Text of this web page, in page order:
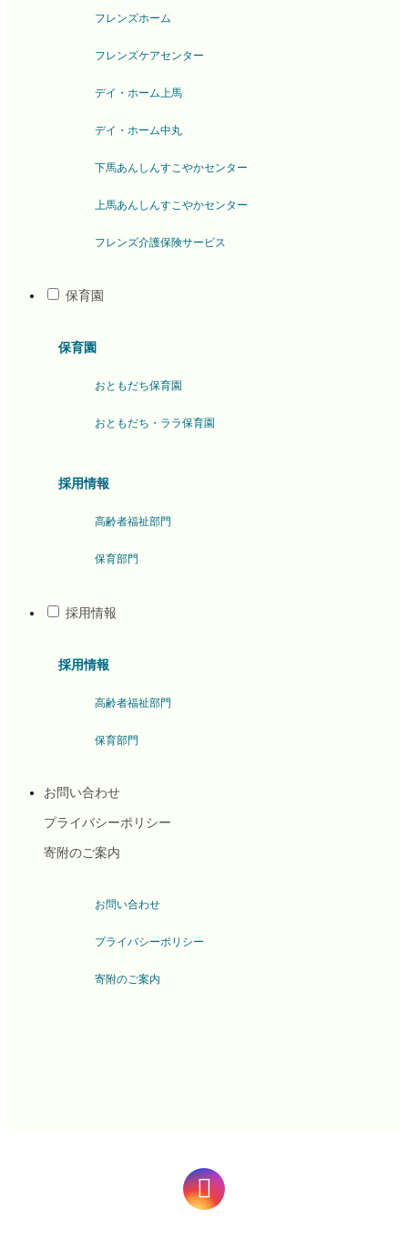
フレンズホーム
フレンズケアセンター
デイ・ホーム上馬
デイ・ホーム中丸
下馬あんしんすこやかセンター
上馬あんしんすこやかセンター
フレンズ介護保険サービス
保育園
保育園
おともだち保育園
おともだち・ララ保育園
採用情報
高齢者福祉部門
保育部門
採用情報
採用情報
高齢者福祉部門
保育部門
お問い合わせ
プライバシーポリシー
寄附のご案内
お問い合わせ
プライバシーポリシー
寄附のご案内